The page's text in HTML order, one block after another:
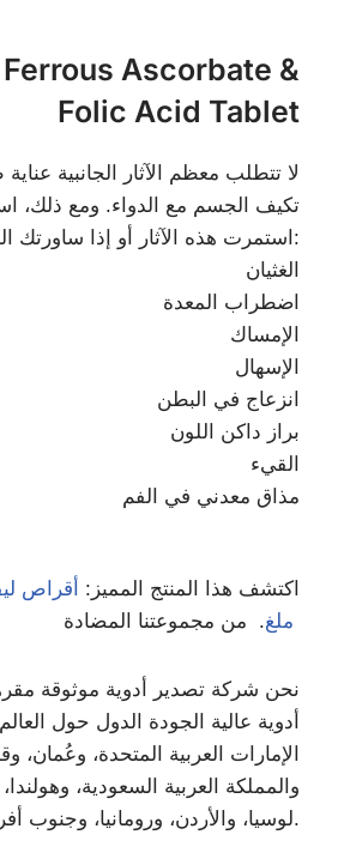
Folic Acid Tablet
لا تتطلب معظم الآثار الجانبية
تكيف الجسم مع الدواء. ومع ذلك،
استمرت هذه الآثار أو إذا ساورتك المخاوف بشأنها:
الغثيان
اضطراب المعدة
الإمساك
الإسهال
انزعاج في البطن
براز داكن اللون
القيء
مذاق معدني في الفم
اكتشف هذا المنتج المميز:
ملغ
نحن شركة تصدير أدوية موثوقة
أدوية عالية الجودة الدول حول
الإمارات العربية المتحدة، وعُمان،
والمملكة العربية السعودية، وهولندا،
لوسيا، والأردن، ورومانيا، وجنوب أفريقيا، وغيرها الكثير.